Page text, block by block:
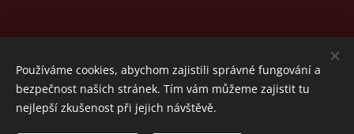
Používáme cookies, abychom zajistili správné fungování a
bezpečnost našich stránek. Tím vám můžeme zajistit tu
nejlepší zkušenost při jejich návštěvě.